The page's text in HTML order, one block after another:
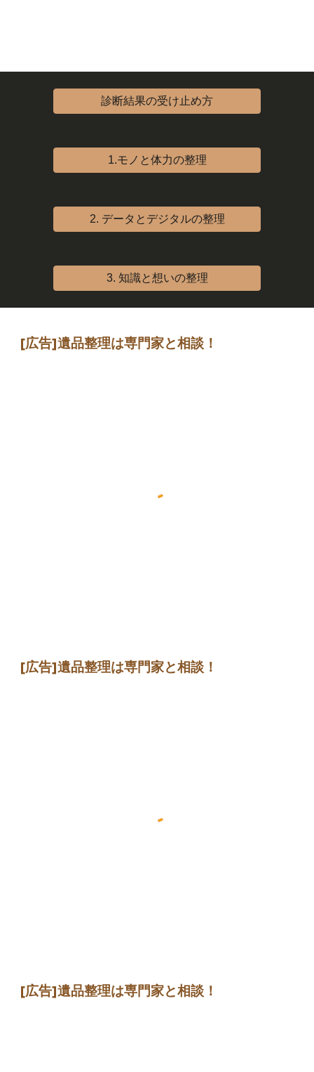
診断結果の受け止め方
1.モノと体力の整理
2. データとデジタルの整理
3. 知識と想いの整理
[広告]遺品整理は専門家と相談 ！
[広告]遺品整理は専門家と相談 ！
[広告]遺品整理は専門家と相談！